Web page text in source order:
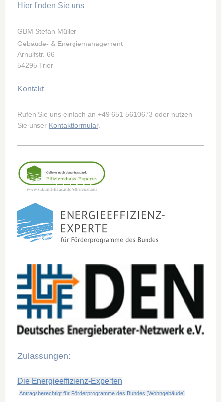
Hier finden Sie uns
GBM Stefan Müller
Gebäude- & Energiemanagement
Arnulfstr. 66
54295 Trier
Kontakt
Rufen Sie uns einfach an +49 651 5610673 oder nutzen
Sie unser Kontaktformular.
Zulassungen:
Die Energieeffizienz-Experten
Antragsberechtigt für Förderprogramme des Bundes (Wohngebäude)